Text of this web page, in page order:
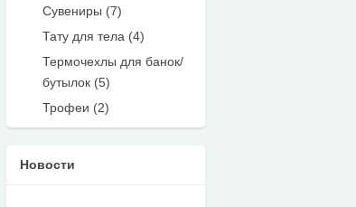
Сувениры (7)
Тату для тела (4)
Термочехлы для банок/
бутылок (5)
Трофеи (2)
Новости